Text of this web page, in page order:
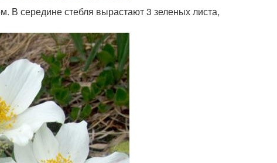
В середине стебля вырастают 3 зеленых листа,